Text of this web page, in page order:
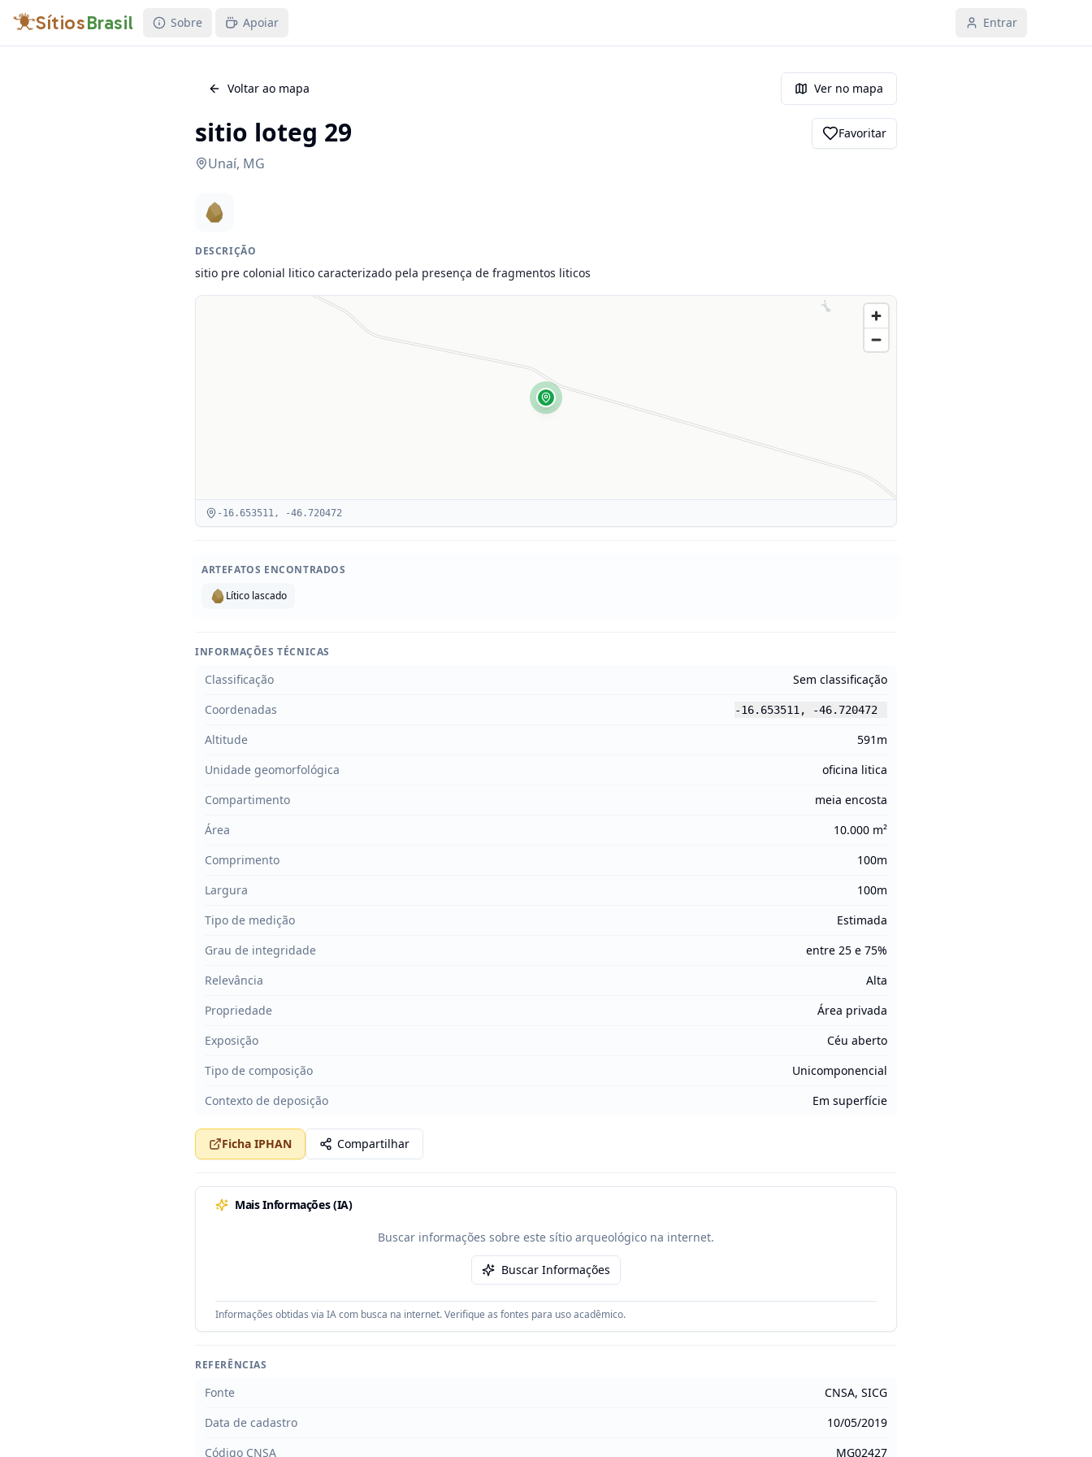
SítiosBrasil Sobre Apoiar Entrar
Voltar ao mapa Ver no mapa
sitio loteg 29
Unaí, MG
Favoritar
DESCRIÇÃO
sitio pre colonial litico caracterizado pela presença de fragmentos liticos
-16.653511, -46.720472
ARTEFATOS ENCONTRADOS
Lítico lascado
INFORMAÇÕES TÉCNICAS
Classificação
Sem classificação
Coordenadas
-16.653511 , -46.720472
Altitude
591m
Unidade geomorfológica
oficina litica
Compartimento
meia encosta
Área
10.000 m²
Comprimento
100m
Largura
100m
Tipo de medição
Estimada
Grau de integridade
entre 25 e 75%
Relevância
Alta
Propriedade
Área privada
Exposição
Céu aberto
Tipo de composição
Unicomponencial
Contexto de deposição
Em superfície
Ficha IPHAN Compartilhar
Mais Informações (IA)
Buscar informações sobre este sítio arqueológico na internet.
Buscar Informações
Informações obtidas via IA com busca na internet. Verifique as fontes para uso acadêmico.
REFERÊNCIAS
Fonte
CNSA, SICG
Data de cadastro
10/05/2019
Código CNSA
MG02427